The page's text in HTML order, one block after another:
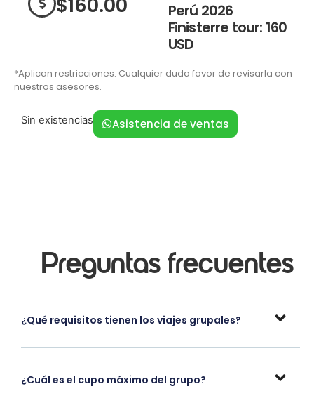
Perú 2026
Finisterre tour: 160
USD
*Aplican restricciones. Cualquier duda favor de revisarla con
nuestros asesores.
Sin existencias Asistencia de ventas
Preguntas frecuentes
¿Qué requisitos tienen los viajes grupales?
¿Cuál es el cupo máximo del grupo?